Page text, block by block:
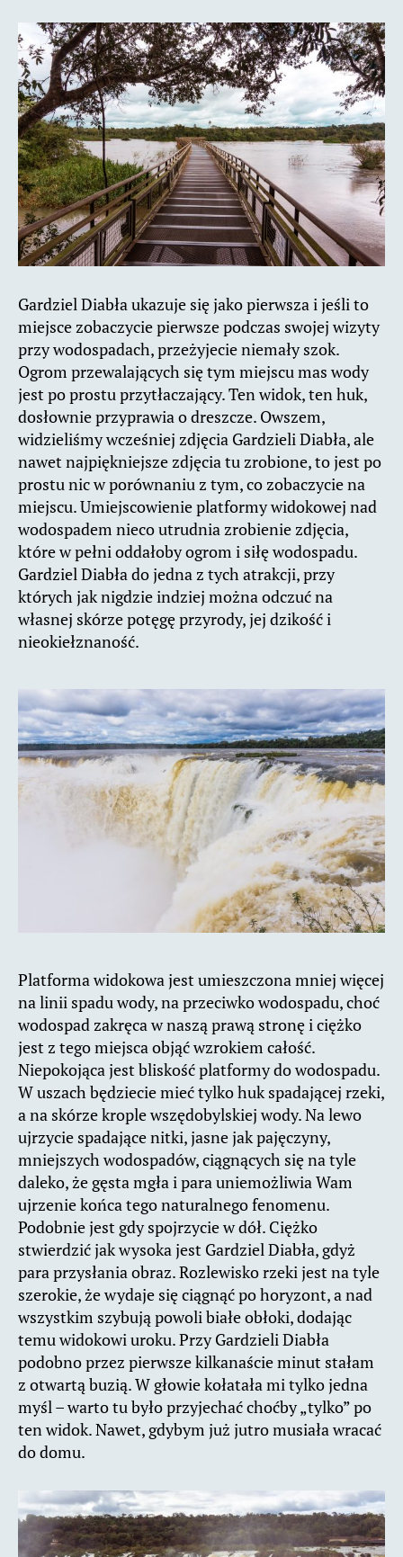
Gardziel Diabła ukazuje się jako pierwsza i jeśli to
miejsce zobaczycie pierwsze podczas swojej wizyty
przy wodospadach, przeżyjecie niemały szok.
Ogrom przewalających się tym miejscu mas wody
jest po prostu przytłaczający. Ten widok, ten huk,
dosłownie przyprawia o dreszcze. Owszem,
widzieliśmy wcześniej zdjęcia Gardzieli Diabła, ale
nawet najpiękniejsze zdjęcia tu zrobione, to jest po
prostu nic w porównaniu z tym, co zobaczycie na
miejscu. Umiejscowienie platformy widokowej nad
wodospadem nieco utrudnia zrobienie zdjęcia,
które w pełni oddałoby ogrom i siłę wodospadu.
Gardziel Diabła do jedna z tych atrakcji, przy
których jak nigdzie indziej można odczuć na
własnej skórze potęgę przyrody, jej dzikość i
nieokiełznaność.
Platforma widokowa jest umieszczona mniej więcej
na linii spadu wody, na przeciwko wodospadu, choć
wodospad zakręca w naszą prawą stronę i ciężko
jest z tego miejsca objąć wzrokiem całość.
Niepokojąca jest bliskość platformy do wodospadu.
W uszach będziecie mieć tylko huk spadającej rzeki,
a na skórze krople wszędobylskiej wody. Na lewo
ujrzycie spadające nitki, jasne jak pajęczyny,
mniejszych wodospadów, ciągnących się na tyle
daleko, że gęsta mgła i para uniemożliwia Wam
ujrzenie końca tego naturalnego fenomenu.
Podobnie jest gdy spojrzycie w dół. Ciężko
stwierdzić jak wysoka jest Gardziel Diabła, gdyż
para przysłania obraz. Rozlewisko rzeki jest na tyle
szerokie, że wydaje się ciągnąć po horyzont, a nad
wszystkim szybują powoli białe obłoki, dodając
temu widokowi uroku. Przy Gardzieli Diabła
podobno przez pierwsze kilkanaście minut stałam
z otwartą buzią. W głowie kołatała mi tylko jedna
myśl – warto tu było przyjechać choćby „tylko” po
ten widok. Nawet, gdybym już jutro musiała wracać
do domu.